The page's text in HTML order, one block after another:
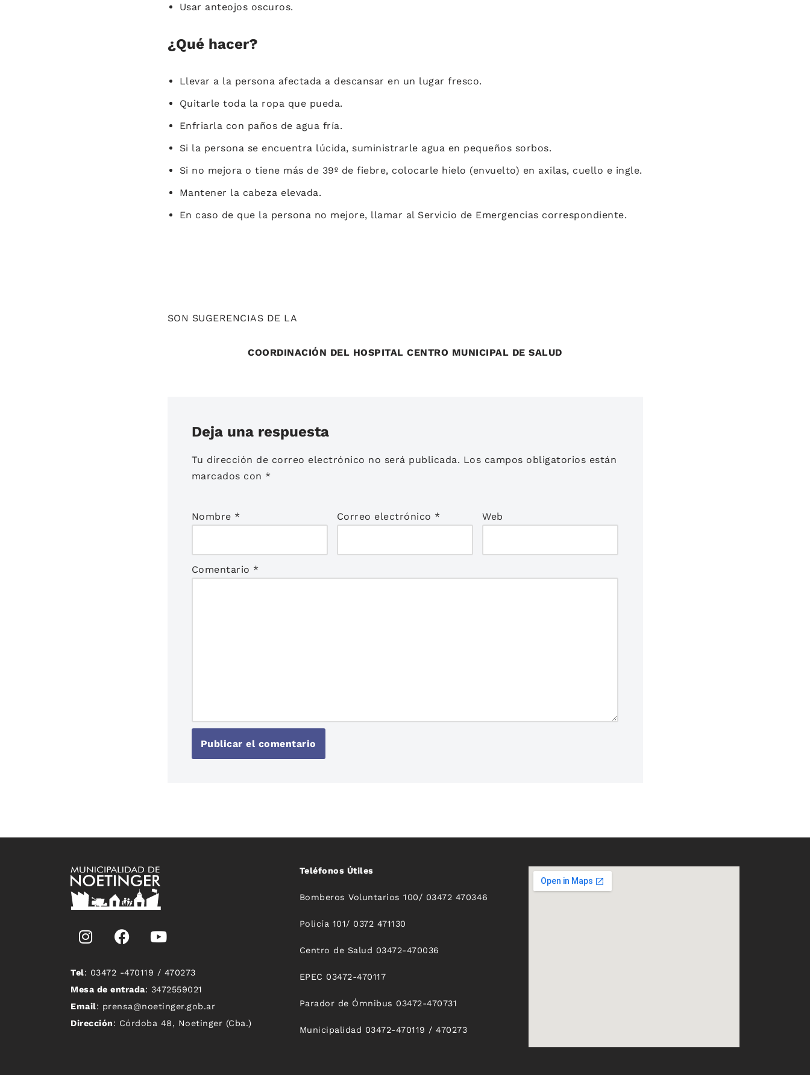
Usar anteojos oscuros.
¿Qué hacer?
Llevar a la persona afectada a descansar en un lugar fresco.
Quitarle toda la ropa que pueda.
Enfriarla con paños de agua fría.
Si la persona se encuentra lúcida, suministrarle agua en pequeños sorbos.
Si no mejora o tiene más de 39º de fiebre, colocarle hielo (envuelto) en axilas, cuello e ingle.
Mantener la cabeza elevada.
En caso de que la persona no mejore, llamar al Servicio de Emergencias correspondiente.
SON SUGERENCIAS DE LA
COORDINACIÓN DEL HOSPITAL CENTRO MUNICIPAL DE SALUD
Deja una respuesta
Tu dirección de correo electrónico no será publicada. Los campos obligatorios están
marcados con *
Nombre * Correo electrónico * Web
Comentario *
Tel: 03472 -470119 / 470273
Mesa de entrada: 3472559021
Email: prensa@noetinger.gob.ar
Dirección: Córdoba 48, Noetinger (Cba.)
Teléfonos Útiles
Bomberos Voluntarios 100/ 03472 470346
Policía 101/ 0372 471130
Centro de Salud 03472-470036
EPEC 03472-470117
Parador de Ómnibus 03472-470731
Municipalidad 03472-470119 / 470273